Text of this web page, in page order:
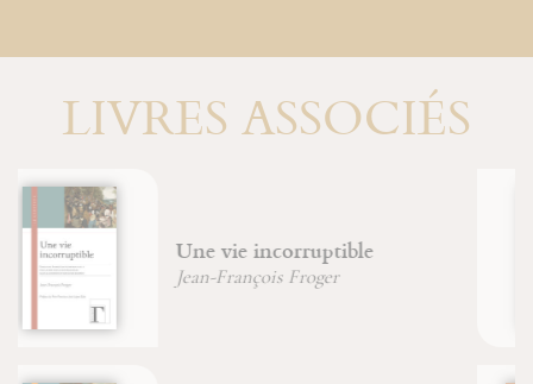
LIVRES ASSOCIÉS
physique
Jean-François Froger